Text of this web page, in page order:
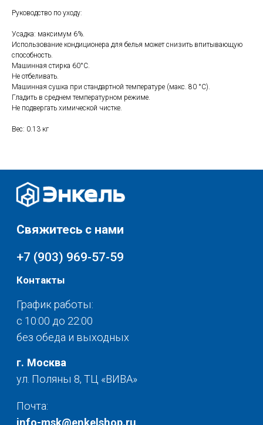
Руководство по уходу:
Усадка: максимум 6%.
Использование кондиционера для белья может снизить впитывающую
способность.
Машинная стирка 60°С.
Не отбеливать.
Машинная сушка при стандартной температуре (макс. 80 °C).
Гладить в среднем температурном режиме.
Не подвергать химической чистке.
Вес: 0.13 кг
Хранение и порядок
Разное
Доставка и оплата
График работы:
с 10:00 до 22:00
без обеда и выходных
Почта:
г. Москва
ул. Поляны 8, ТЦ «ВИВА»
© 2025 - Интернет-магазин Enkelshop.ru